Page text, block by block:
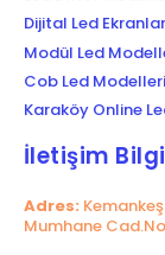
Dijital Led Ekranlar
Modül Led
Cob Led Modelleri
Karaköy Online
İletişim
Adres:
Mumhane